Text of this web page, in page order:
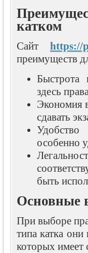
катком
Сайт https://
преимуществ
Быстрота
здесь
Экономия
сдавать
особенно
быть
Основные
При выборе
типа катка
которых имеет